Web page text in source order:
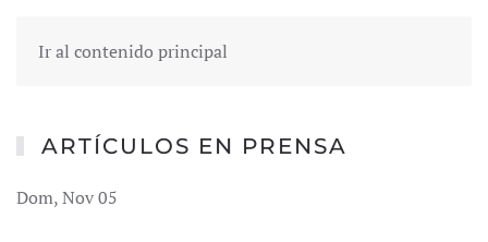
Ir al contenido principal
ARTÍCULOS EN PRENSA
Dom, Nov 05